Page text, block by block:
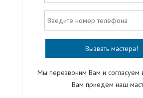
Мы перезвоним Вам и согласуем
Вам приедем наш